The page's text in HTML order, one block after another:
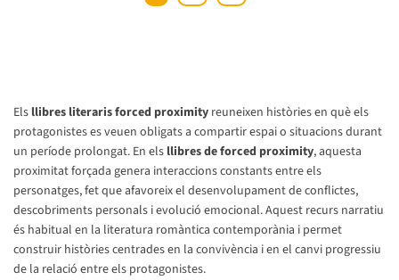
Els llibres literaris forced proximity reuneixen històries en què els
protagonistes es veuen obligats a compartir espai o situacions durant
un període prolongat. En els llibres de forced proximity, aquesta
proximitat forçada genera interaccions constants entre els
personatges, fet que afavoreix el desenvolupament de conflictes,
descobriments personals i evolució emocional. Aquest recurs narratiu
és habitual en la literatura romàntica contemporània i permet
construir històries centrades en la convivència i en el canvi progressiu
de la relació entre els protagonistes.